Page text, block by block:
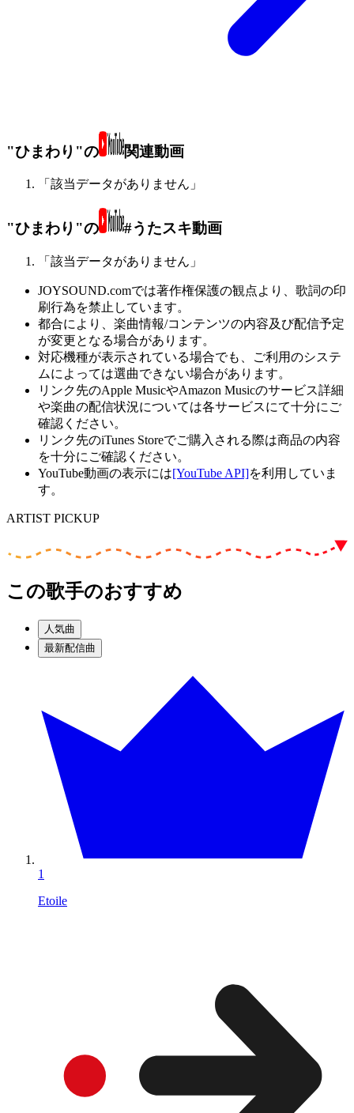
"ひまわり"の 関連動画
「該当データがありません」
"ひまわり"の #うたスキ動画
「該当データがありません」
JOYSOUND.comでは著作権保護の観点より、歌詞の印
刷行為を禁止しています。
都合により、楽曲情報/コンテンツの内容及び配信予定
が変更となる場合があります。
対応機種が表示されている場合でも、ご利用のシステ
ムによっては選曲できない場合があります。
リンク先のApple MusicやAmazon Musicのサービス詳細
や楽曲の配信状況については各サービスにて十分にご
確認ください。
リンク先のiTunes Storeでご購入される際は商品の内容
を十分にご確認ください。
YouTube動画の表示には[YouTube API]を利用していま
す。
ARTIST PICKUP
この歌手のおすすめ
人気曲
最新配信曲
1
Etoile